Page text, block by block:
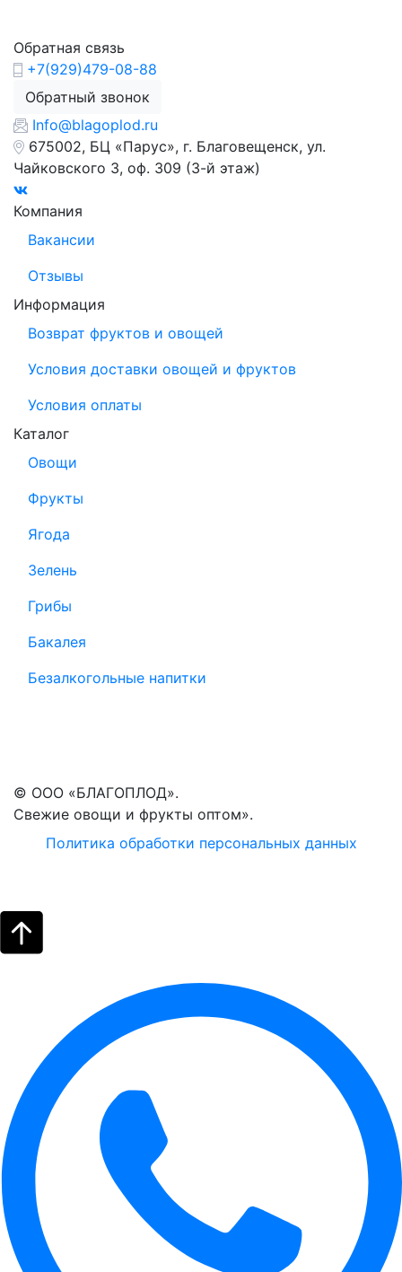
Обратная связь
+7(929)479-08-88
Обратный звонок
Info@blagoplod.ru
675002, БЦ «Парус», г. Благовещенск, ул.
Чайковского 3, оф. 309 (3-й этаж)
Компания
Вакансии
Отзывы
Информация
Возврат фруктов и овощей
Условия доставки овощей и фруктов
Условия оплаты
Каталог
Овощи
Фрукты
Ягода
Зелень
Грибы
Бакалея
Безалкогольные напитки
© ООО «БЛАГОПЛОД».
Свежие овощи и фрукты оптом».
Политика обработки персональных данных